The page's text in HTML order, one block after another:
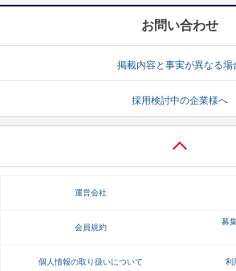
お問い合わせ
掲載内容と事実が異なる場
採用検討中の企業様へ
運営会社
会員規約
募
個人情報の取り扱いについて 利